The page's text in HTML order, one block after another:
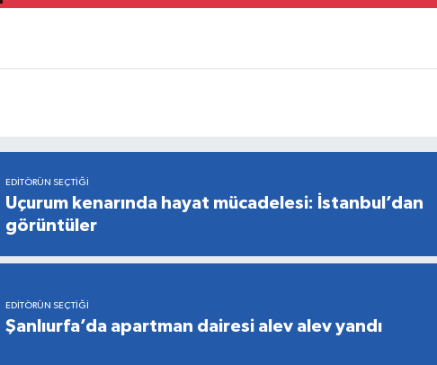
EDITÖRÜN SEÇTIĞI
Uçurum kenarında hayat mücadelesi: İstanbul’dan
görüntüler
EDITÖRÜN SEÇTIĞI
Şanlıurfa’da apartman dairesi alev alev yandı